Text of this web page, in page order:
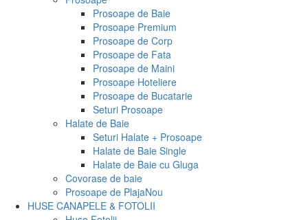
Prosoape de Baie
Prosoape Premium
Prosoape de Corp
Prosoape de Fata
Prosoape de Maini
Prosoape Hoteliere
Prosoape de Bucatarie
Seturi Prosoape
Halate de Baie
Seturi Halate + Prosoape
Halate de Baie Single
Halate de Baie cu Gluga
Covorase de baie
Prosoape de PlajaNou
HUSE CANAPELE & FOTOLII